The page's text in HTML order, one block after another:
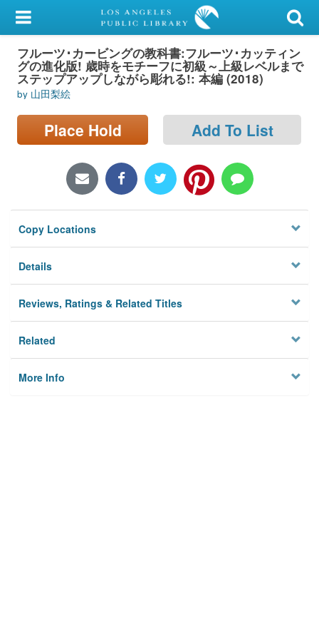
My Account
Library Card
Sign In
Search
Locations/Hours (external
Privacy
フルーツ･カービングの教科書:フルーツ･カッティン
グの進化版! 歳時をモチーフに初級～上級レベルまで
ステップアップしながら彫れる!: 本編 (2018)
by 山田梨絵
Place Hold Add To List
Copy Locations
Details
Reviews, Ratings & Related Titles
Related
More Info